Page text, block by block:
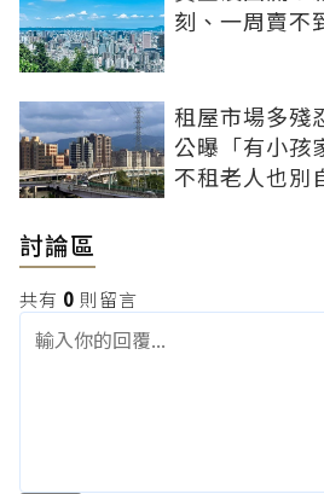
刻、一周賣不
租屋市場多殘
公曝「有小孩
不租老人也別
討論區
共有 0 則留言